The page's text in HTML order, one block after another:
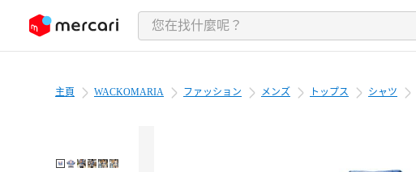
至內容
主頁 WACKOMARIA ファッション メンズ トップス シャツ